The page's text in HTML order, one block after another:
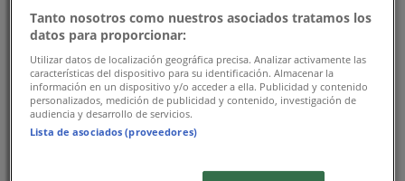
Tanto nosotros como nuestros asociados tratamos los
datos para proporcionar:
Utilizar datos de localización geográfica precisa. Analizar activamente las
características del dispositivo para su identificación. Almacenar la
información en un dispositivo y/o acceder a ella. Publicidad y contenido
personalizados, medición de publicidad y contenido, investigación de
audiencia y desarrollo de servicios.
Lista de asociados (proveedores)